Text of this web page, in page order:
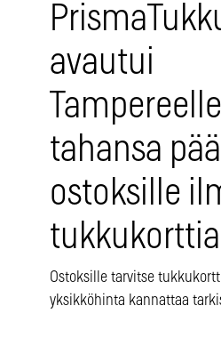
avautui
tahansa
ostoksille
tukkukorttia
Ostoksille tarvitse
yksikköhinta kannattaa